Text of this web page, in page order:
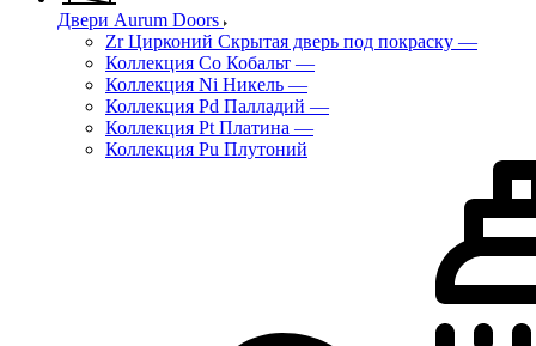
Двери Aurum Doors
Zr Цирконий Скрытая дверь под покраску —
Коллекция Co Кобальт —
Коллекция Ni Никель —
Коллекция Pd Палладий —
Коллекция Pt Платина —
Коллекция Pu Плутоний